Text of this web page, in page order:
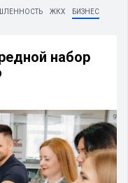
ЖКХ БИЗНЕС
набор